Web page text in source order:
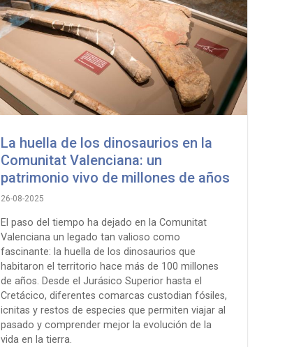
La huella de los dinosaurios en la
Comunitat Valenciana: un
patrimonio vivo de millones de años
26-08-2025
El paso del tiempo ha dejado en la Comunitat
Valenciana un legado tan valioso como
fascinante: la huella de los dinosaurios que
habitaron el territorio hace más de 100 millones
de años. Desde el Jurásico Superior hasta el
Cretácico, diferentes comarcas custodian fósiles,
icnitas y restos de especies que permiten viajar al
pasado y comprender mejor la evolución de la
vida en la tierra.